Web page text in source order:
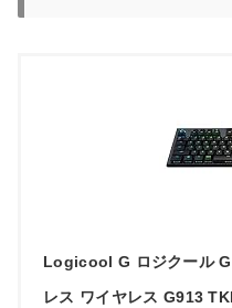
Logicool G ロジクール
レス ワイヤレス G913